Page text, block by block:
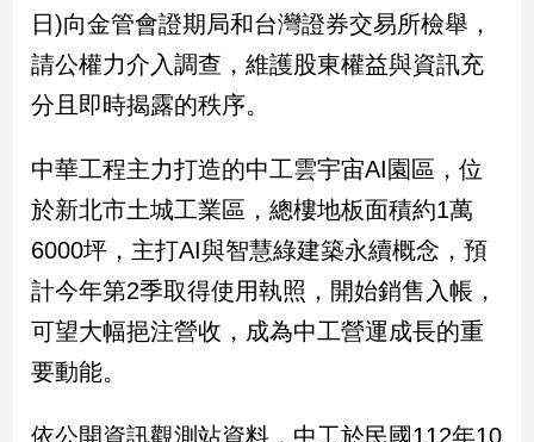
國
會
焦
點
觀
點
兩
岸/
際
社
地
日)向金管會證期局和台灣證券交易所檢舉，
請公權力介入調查，維護股東權益與資訊充
分且即時揭露的秩序。
中華工程主力打造的中工雲宇宙AI園區，位
於新北市土城工業區，總樓地板面積約1萬
6000坪，主打AI與智慧綠建築永續概念，預
計今年第2季取得使用執照，開始銷售入帳，
可望大幅挹注營收，成為中工營運成長的重
要動能。
依公開資訊觀測站資料，中工於民國112年10